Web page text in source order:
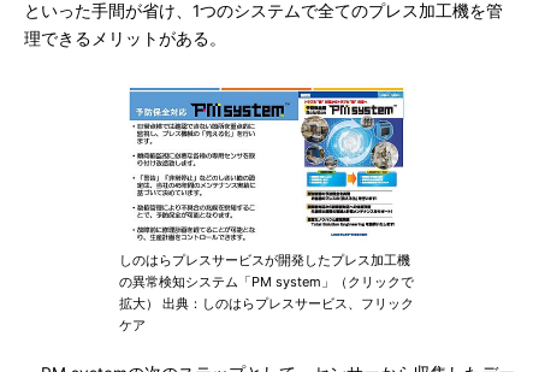
といった手間が省け、1つのシステムで全てのプレス加工機を管
理できるメリットがある。
しのはらプレスサービスが開発したプレス加工機
の異常検知システム「PM system」（クリックで
拡大） 出典：しのはらプレスサービス、フリック
ケア